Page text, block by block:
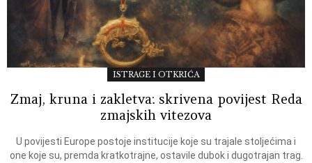
ISTRAGE I OTKRIĆA
Zmaj, kruna i zakletva: skrivena povijest Reda
zmajskih vitezova
U povijesti Europe postoje institucije koje su trajale stoljećima i
one koje su, premda kratkotrajne, ostavile dubok i dugotrajan trag.